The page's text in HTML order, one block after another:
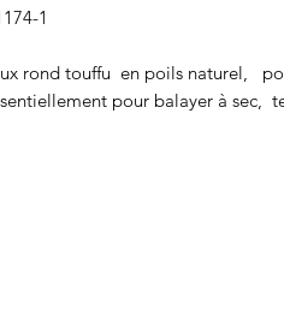
1
rond touffu en poils naturel,
pour balayer à sec,